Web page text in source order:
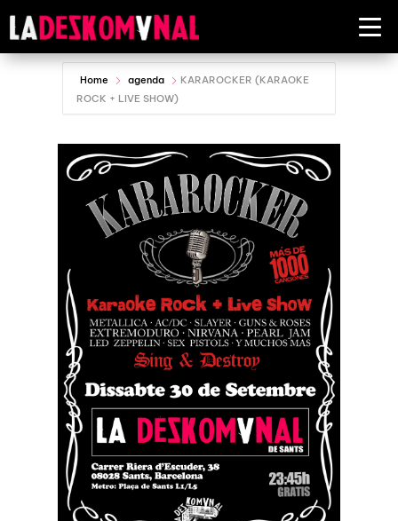
Home agenda
KARAROCKER (KARAOKE
ROCK + LIVE SHOW)